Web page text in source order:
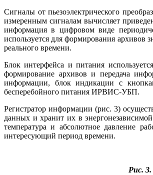
Сигналы от пьезоэлектрического
измеренным сигналам вычисляет
информация в цифровом ви­де
используется для формирования архивов
реального времени.
Блок интерфейса и питания
формирование архивов и передача
информации, блок индикации с
бесперебойного питания ИРВИС-УБП.
Регистратор информации (рис. 3)
данных и хранит их в
температура и абсолютное давление
интересующий период времени.
Рис. 3.